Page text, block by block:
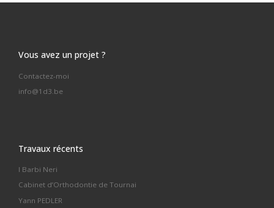
Vous avez un projet ?
Contactez-moi
info@1d3.be
Travaux récents
I Barbi Neri
Cabinet d’Orthodontie de Tournai
Yann PEDLER